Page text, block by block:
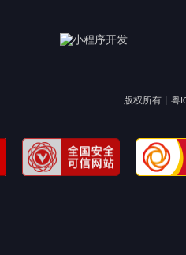
版权所有 | 粤